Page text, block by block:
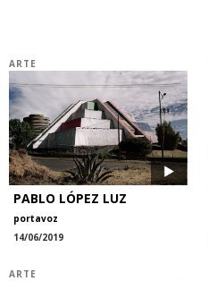
ARTE
PABLO LÓPEZ LUZ
portavoz
14/06/2019
ARTE